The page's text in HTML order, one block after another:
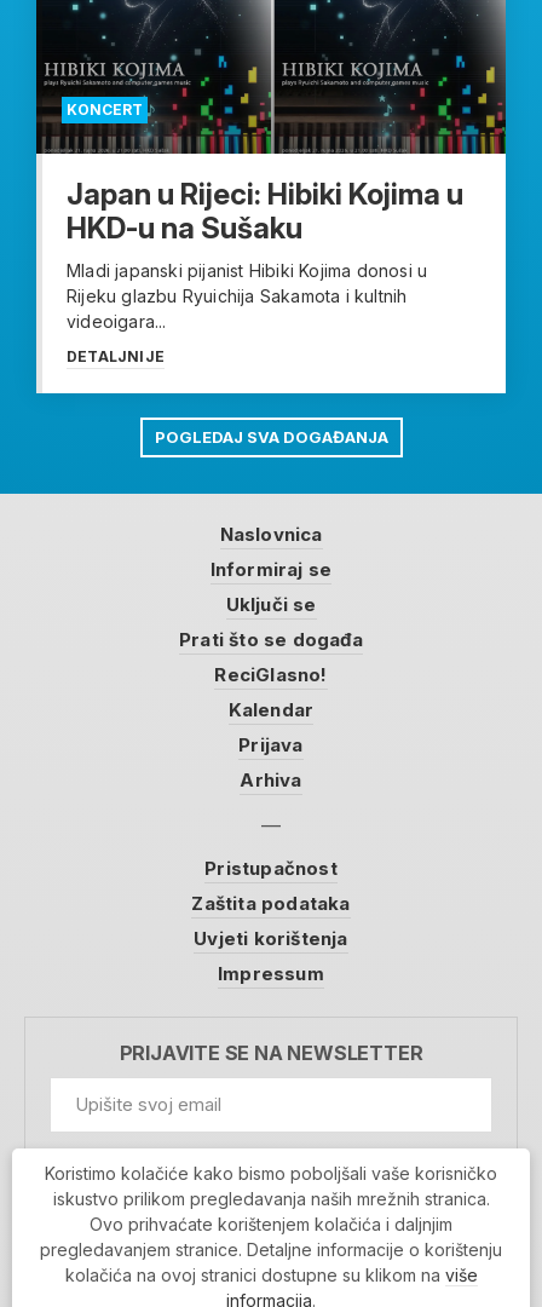
KONCERT
Japan u Rijeci: Hibiki Kojima u
HKD-u na Sušaku
Mladi japanski pijanist Hibiki Kojima donosi u
Rijeku glazbu Ryuichija Sakamota i kultnih
videoigara...
DETALJNIJE
POGLEDAJ SVA DOGAĐANJA
Naslovnica
Informiraj se
Uključi se
Prati što se događa
ReciGlasno!
Kalendar
Prijava
Arhiva
Pristupačnost
Zaštita podataka
Uvjeti korištenja
Impressum
PRIJAVITE SE NA NEWSLETTER
Prihvaćam da se moji podaci spremaju u bazu
podataka i koriste u svrhu slanja MojaRijeka
newslettera
MOJARIJEKA NEWSLETTER
PRIJAVI SE
Koristimo kolačiće kako bismo poboljšali vaše korisničko
iskustvo prilikom pregledavanja naših mrežnih stranica.
Ovo prihvaćate korištenjem kolačića i daljnjim
pregledavanjem stranice. Detaljne informacije o korištenju
kolačića na ovoj stranici dostupne su klikom na više
informacija.